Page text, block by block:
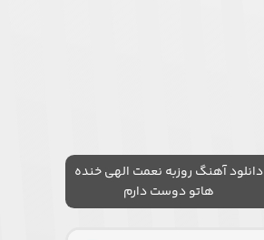
دانلود آهنگ روزبه نعمت الهی خنده
هاتو دوست دارم